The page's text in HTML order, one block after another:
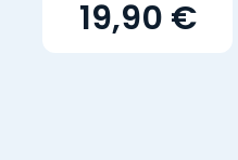
19,90 €